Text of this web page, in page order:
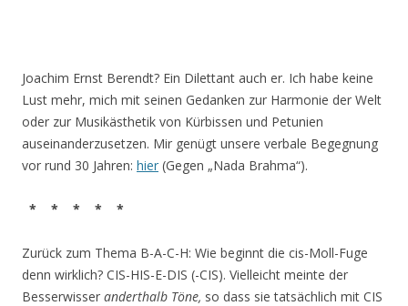
Joachim Ernst Berendt? Ein Dilettant auch er. Ich habe keine
Lust mehr, mich mit seinen Gedanken zur Harmonie der Welt
oder zur Musikästhetik von Kürbissen und Petunien
auseinanderzusetzen. Mir genügt unsere verbale Begegnung
vor rund 30 Jahren: hier (Gegen „Nada Brahma“).
* * * * *
Zurück zum Thema B-A-C-H: Wie beginnt die cis-Moll-Fuge
denn wirklich? CIS-HIS-E-DIS (-CIS). Vielleicht meinte der
Besserwisser anderthalb Töne, so dass sie tatsächlich mit CIS